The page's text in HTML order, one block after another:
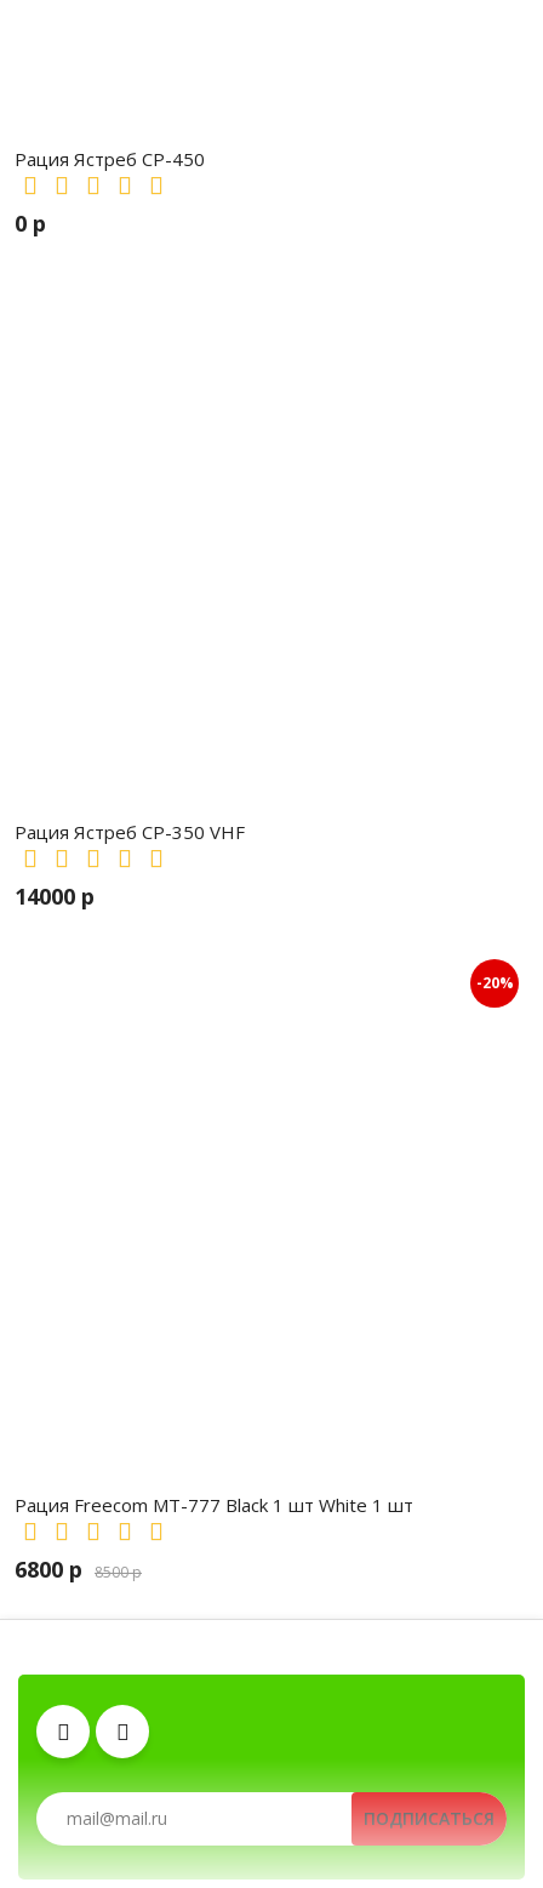
Рация Ястреб СР-450
0 р
Рация Ястреб СР-350 VHF
14000 р
-20%
Рация Freecom MT-777 Black 1 шт White 1 шт
6800 р 8500 р
Рации, радиостанции, рации для охоты и
Рации, радиостанции, рации для охоты и
Аккумуляторы ПОДПИСАТЬСЯ